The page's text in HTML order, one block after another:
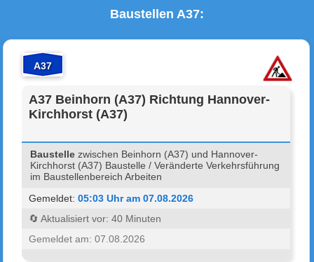
Baustellen A37:
A37
A37 Beinhorn (A37) Richtung Hannover-
Kirchhorst (A37)
Baustelle zwischen Beinhorn (A37) und Hannover-
Kirchhorst (A37) Baustelle / Veränderte Verkehrsführung
im Baustellenbereich Arbeiten
Gemeldet:05:03 Uhr am 07.08.2026
🔄 Aktualisiert vor: 40 Minuten
Gemeldet am: 07.08.2026